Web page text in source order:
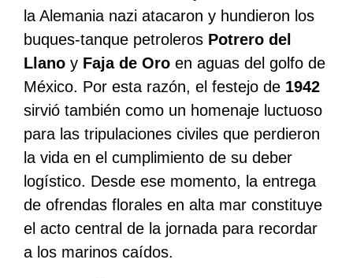
la Alemania nazi atacaron y hundieron los
buques-tanque petroleros Potrero del
Llano y Faja de Oro en aguas del golfo de
México. Por esta razón, el festejo de 1942
sirvió también como un homenaje luctuoso
para las tripulaciones civiles que perdieron
la vida en el cumplimiento de su deber
logístico. Desde ese momento, la entrega
de ofrendas florales en alta mar constituye
el acto central de la jornada para recordar
a los marinos caídos.